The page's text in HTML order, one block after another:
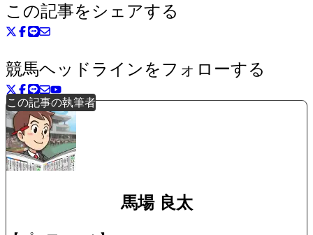
この記事をシェアする
競馬ヘッドラインをフォローする
この記事の執筆者
馬場 良太